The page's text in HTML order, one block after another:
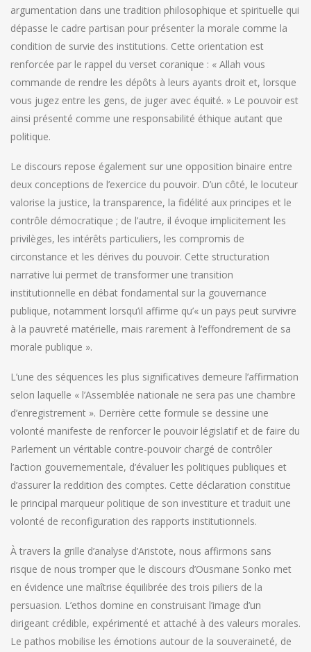
argumentation dans une tradition philosophique et spirituelle qui
dépasse le cadre partisan pour présenter la morale comme la
condition de survie des institutions. Cette orientation est
renforcée par le rappel du verset coranique : « Allah vous
commande de rendre les dépôts à leurs ayants droit et, lorsque
vous jugez entre les gens, de juger avec équité. » Le pouvoir est
ainsi présenté comme une responsabilité éthique autant que
politique.
Le discours repose également sur une opposition binaire entre
deux conceptions de l’exercice du pouvoir. D’un côté, le locuteur
valorise la justice, la transparence, la fidélité aux principes et le
contrôle démocratique ; de l’autre, il évoque implicitement les
privilèges, les intérêts particuliers, les compromis de
circonstance et les dérives du pouvoir. Cette structuration
narrative lui permet de transformer une transition
institutionnelle en débat fondamental sur la gouvernance
publique, notamment lorsqu’il affirme qu’« un pays peut survivre
à la pauvreté matérielle, mais rarement à l’effondrement de sa
morale publique ».
L’une des séquences les plus significatives demeure l’affirmation
selon laquelle « l’Assemblée nationale ne sera pas une chambre
d’enregistrement ». Derrière cette formule se dessine une
volonté manifeste de renforcer le pouvoir législatif et de faire du
Parlement un véritable contre-pouvoir chargé de contrôler
l’action gouvernementale, d’évaluer les politiques publiques et
d’assurer la reddition des comptes. Cette déclaration constitue
le principal marqueur politique de son investiture et traduit une
volonté de reconfiguration des rapports institutionnels.
À travers la grille d’analyse d’Aristote, nous affirmons sans
risque de nous tromper que le discours d’Ousmane Sonko met
en évidence une maîtrise équilibrée des trois piliers de la
persuasion. L’ethos domine en construisant l’image d’un
dirigeant crédible, expérimenté et attaché à des valeurs morales.
Le pathos mobilise les émotions autour de la souveraineté, de